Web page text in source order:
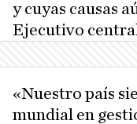
y cuyas causas
Ejecutivo
«Nuestro país
mundial en